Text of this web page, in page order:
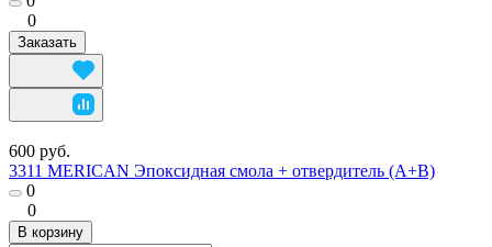
0
Заказать
600 руб.
3311 MERICAN Эпоксидная смола + отвердитель (А+В)
0
0
В корзину